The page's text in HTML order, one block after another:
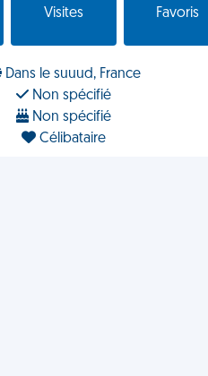
Visites
Favoris
Dans le suuud, France
Non spécifié
Non spécifié
Célibataire